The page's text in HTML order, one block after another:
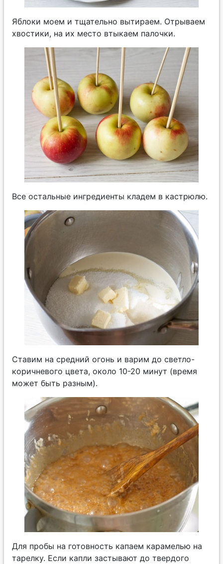
Яблоки моем и тщательно вытираем. Отрываем
хвостики, на их место втыкаем палочки.
Все остальные ингредиенты кладем в кастрюлю.
Ставим на средний огонь и варим до светло-
коричневого цвета, около 10-20 минут (время
может быть разным).
Для пробы на готовность капаем карамелью на
тарелку. Если капли застывают до твердого